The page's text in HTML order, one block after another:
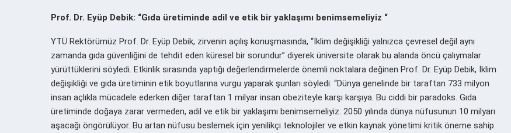
Prof. Dr. Eyüp Debik: “Gıda üretiminde adil ve etik bir yaklaşımı benimsemeliyiz “
YTÜ Rektörümüz Prof. Dr. Eyüp Debik, zirvenin açılış konuşmasında, “İklim değişikliği yalnızca çevresel değil aynı
zamanda gıda güvenliğini de tehdit eden küresel bir sorundur” diyerek üniversite olarak bu alanda öncü çalıymalar
yürüttüklerini söyledi. Etkinlik sırasında yaptığı değerlendirmelerde önemli noktalara değinen Prof. Dr. Eyüp Debik, İklim
değişikliği ve gıda üretiminin etik boyutlarına vurgu yaparak şunları söyledi: “Dünya genelinde bir taraftan 733 milyon
insan açlıkla mücadele ederken diğer taraftan 1 milyar insan obeziteyle karşı karşıya. Bu ciddi bir paradoks. Gıda
üretiminde doğaya zarar vermeden, adil ve etik bir yaklaşımı benimsemeliyiz. 2050 yılında dünya nüfusunun 10 milyarı
aşacağı öngörülüyor. Bu artan nüfusu beslemek için yenilikçi teknolojiler ve etkin kaynak yönetimi kritik öneme sahip.